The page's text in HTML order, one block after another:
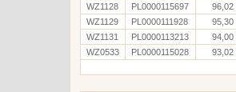
WZ1128
PL0000115697
96,02
WZ1129
PL0000111928
95,30
WZ1131
PL0000113213
94,00
WZ0533
PL0000115028 93,02